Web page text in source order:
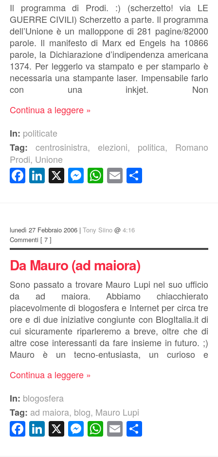
Il programma di Prodi. :) (scherzetto! via LE
GUERRE CIVILI) Scherzetto a parte. Il programma
dell’Unione è un malloppone di 281 pagine/82000
parole. Il manifesto di Marx ed Engels ha 10866
parole, la Dichiarazione d’indipendenza americana
1374. Per leggerlo va stampato e per stamparlo è
necessaria una stampante laser. Impensabile farlo
con una inkjet. Non
Continua a leggere »
In: politicate
Tag:
centrosinistra, elezioni, politica, Romano
Prodi, Unione
Facebook
LinkedIn
X Messenger
WhatsApp
Email
lunedì 27 Febbraio 2006 | Tony Siino @ 4:16
Commenti [ 7 ]
Da Mauro (ad maiora)
Sono passato a trovare Mauro Lupi nel suo ufficio
da ad maiora. Abbiamo chiacchierato
piacevolmente di blogosfera e Internet per circa tre
ore e di due iniziative congiunte con BlogItalia.it di
cui sicuramente riparleremo a breve, oltre che di
altre cose interessanti da fare insieme in futuro. ;)
Mauro è un tecno-entusiasta, un curioso e
Continua a leggere »
In: blogosfera
Tag: ad maiora, blog, Mauro Lupi
Facebook
LinkedIn
X Messenger
WhatsApp
Email